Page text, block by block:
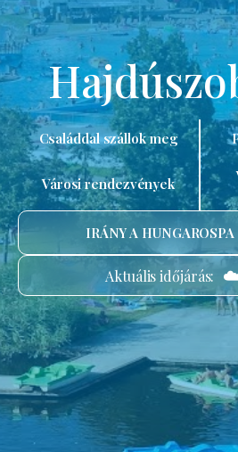
Családdal szállok meg
Városi rendezvények
IRÁNY A
Aktuális időjárás: